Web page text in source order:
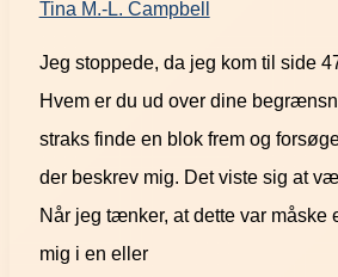
Tina M.-L. Campbell
Jeg stoppede, da jeg kom til side
Hvem er du ud over dine
straks finde en blok frem og
der beskrev mig. Det viste sig at
Når jeg tænker, at dette var måske
mig i en eller